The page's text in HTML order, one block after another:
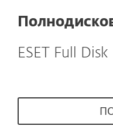
ESET Full